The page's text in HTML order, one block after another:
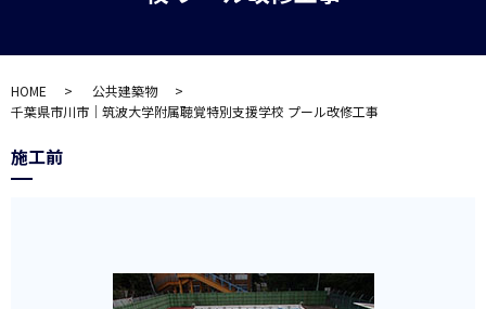
HOME
公共建築物
千葉県市川市｜筑波大学附属聴覚特別支援学校 プール改修工事
施工前